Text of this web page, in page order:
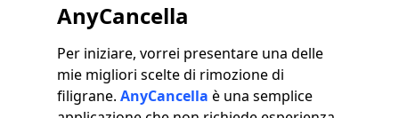
AnyCancella
Per iniziare, vorrei presentare una delle
mie migliori scelte di rimozione di
filigrane. AnyCancella è una semplice